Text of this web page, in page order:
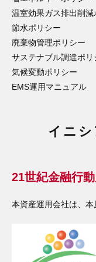
温室効果ガス排出削減
節水ポリシー
廃棄物管理ポリシー
サステナブル調達ポリ
気候変動ポリシー
EMS運用マニュアル
イニ
21世紀金融行動
本資産運用会社は、本